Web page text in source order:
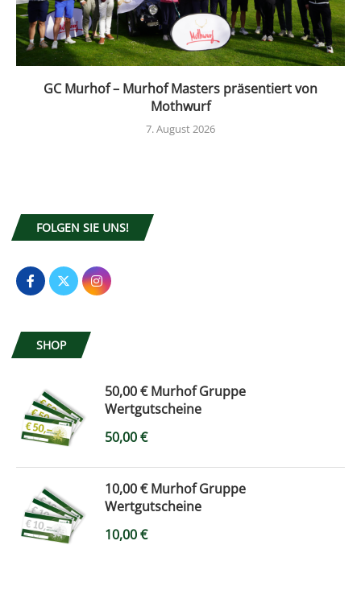
GC Murhof – Murhof Masters präsentiert von
Mothwurf
7. August 2026
FOLGEN SIE UNS!
SHOP
50,00 € Murhof Gruppe
Wertgutscheine
50,00€
10,00 € Murhof Gruppe
Wertgutscheine
10,00€